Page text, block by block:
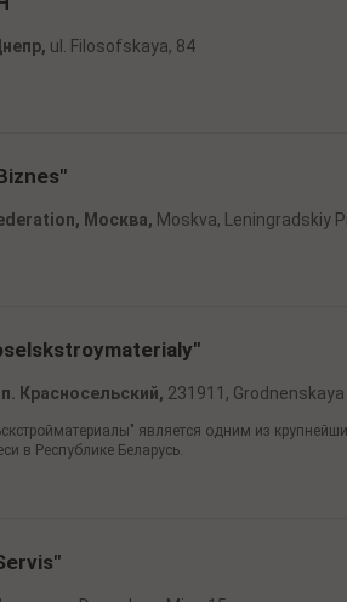
ul. Filosofskaya, 84
Москва, Moskva, Leningradskiy
Красносельский, 231911,
является одним из
в Республике Беларусь.